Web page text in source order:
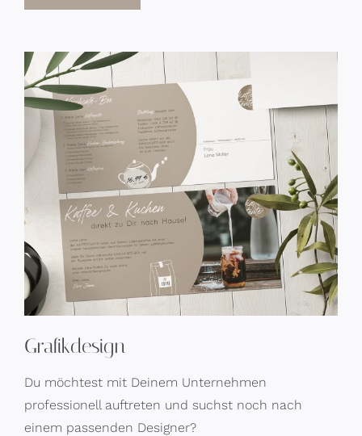
Grafikdesign
Du möchtest mit Deinem Unternehmen
professionell auftreten und suchst noch nach
einem passenden Designer?